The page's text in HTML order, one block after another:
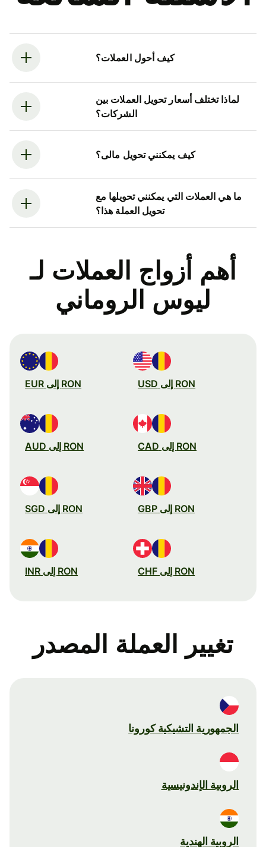
كيف أحول العملات؟
لماذا تختلف أسعار تحويل العملات بين
الشركات؟
كيف يمكنني تحويل مالى؟
ما هي العملات التي يمكنني تحويلها مع
تحويل العملة هذا؟
أهم أزواج العملات لـ
ليوس الروماني
RON إلى USD RON إلى EUR
RON إلى CAD RON إلى AUD
RON إلى GBP RON إلى SGD
RON إلى CHF RON إلى INR
تغيير العملة المصدر
الجمهورية التشيكية كورونا
الروبية الإندونيسية
الروبية الهندية